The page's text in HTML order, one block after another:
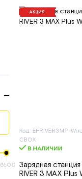
АКЦИЯ
Код: EFRIVER3MP-
CBOX
В НАЛИЧИИ
Зарядная
RIVER 3 MAX Plus